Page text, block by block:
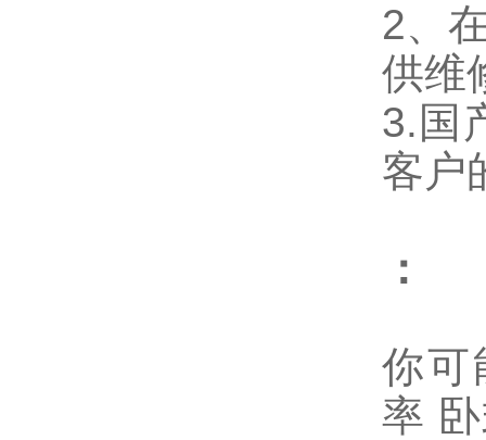
2、
供维
3.国
客户
：
你可
率